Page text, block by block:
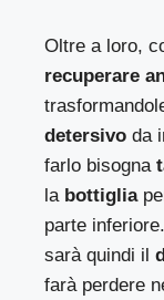
Oltre a loro,
recuperare
detersivo da
farlo bisogna
labottiglia
parte
sarà quindi il
farà perdere